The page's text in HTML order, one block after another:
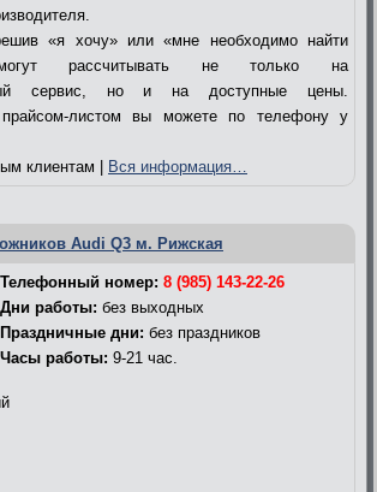
«я хочу» или «мне необходимо найти
могут рассчитывать не только на
сервис, но и на доступные цены.
листом вы можете по телефону у
клиентам | Вся информация…
Audi Q3 м. Рижская
Телефонный номер: 8 (985) 143-22-26
Дни работы: без выходных
Праздничные дни: без праздников
Часы работы: 9-21 час.